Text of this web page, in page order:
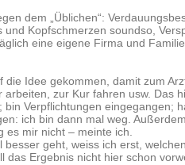
dem „Üblichen“:
und Kopfschmerzen soundso,
eine eigene Firma und
die Idee gekommen, damit zum
arbeiten, zur Kur fahren usw. Das
Verpflichtungen eingegangen;
ich bin dann mal weg.
es mir nicht – meinte ich.
besser geht, weiss ich erst,
das Ergebnis nicht hier schon